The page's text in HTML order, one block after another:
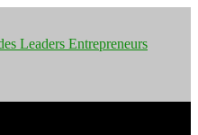
Pourquoi